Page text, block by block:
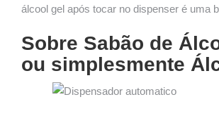
álcool gel após tocar no dispenser é uma
Sobre Sabão de
ou simplesmente